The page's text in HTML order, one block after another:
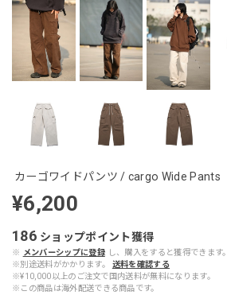
カーゴワイドパンツ / cargo Wide Pants
¥6,200
186 ショップポイント獲得
※ メンバーシップに登録 し、購入をすると獲得できます。
※別途送料がかかります。
送料を確認する
※¥10,000以上のご注文で国内送料が無料になります。
※この商品は海外配送できる商品です。